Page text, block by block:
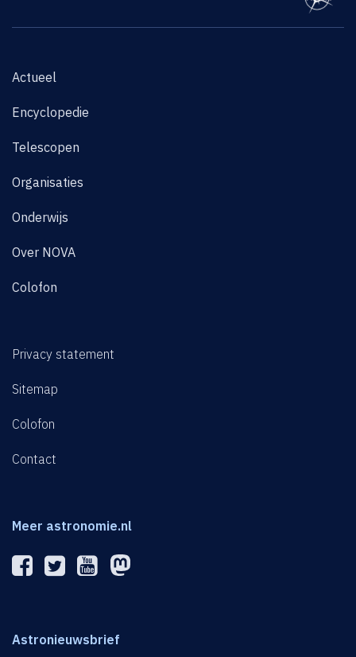
Actueel
Encyclopedie
Telescopen
Organisaties
Onderwijs
Over NOVA
Colofon
Privacy statement
Sitemap
Colofon
Contact
Meer astronomie.nl
Astronieuwsbrief